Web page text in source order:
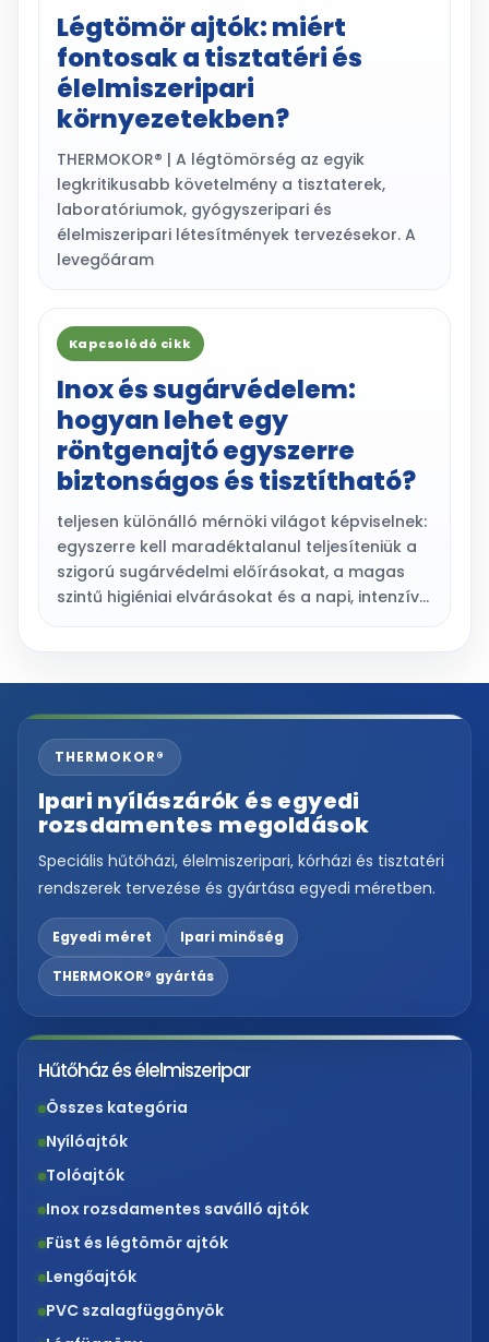
Légtömör ajtók: miért
fontosak a tisztatéri és
élelmiszeripari
környezetekben?
THERMOKOR® | A légtömörség az egyik
legkritikusabb követelmény a tisztaterek,
laboratóriumok, gyógyszeripari és
élelmiszeripari létesítmények tervezésekor. A
levegőáram
Kapcsolódó cikk
Inox és sugárvédelem:
hogyan lehet egy
röntgenajtó egyszerre
biztonságos és tisztítható?
teljesen különálló mérnöki világot képviselnek:
egyszerre kell maradéktalanul teljesíteniük a
szigorú sugárvédelmi előírásokat, a magas
szintű higiéniai elvárásokat és a napi, intenzív…
THERMOKOR®
Ipari nyílászárók és egyedi
rozsdamentes megoldások
Speciális hűtőházi, élelmiszeripari, kórházi és tisztatéri
rendszerek tervezése és gyártása egyedi méretben.
Egyedi méret Ipari minőség
THERMOKOR® gyártás
Hűtőház és élelmiszeripar
Összes kategória
Nyílóajtók
Tolóajtók
Inox rozsdamentes saválló ajtók
Füst és légtömör ajtók
Lengőajtók
PVC szalagfüggönyök